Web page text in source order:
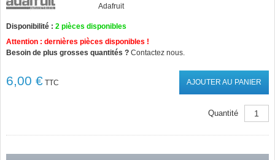
Adafruit
Disponibilité :2 pièces disponibles
Attention : dernières pièces disponibles !
Besoin de plus grosses quantités ?Contactez nous.
6,00 € TTC AJOUTER AU PANIER
Quantité